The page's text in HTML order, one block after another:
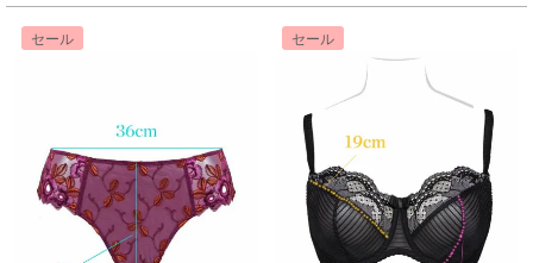
セール セール